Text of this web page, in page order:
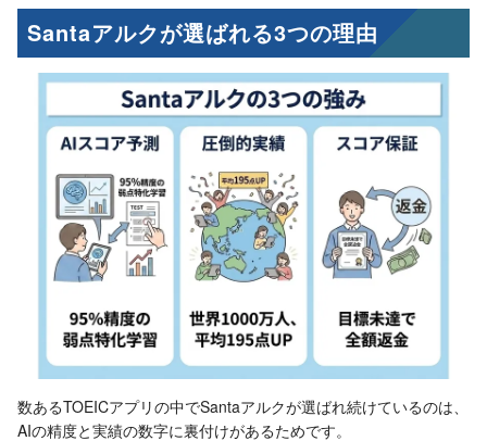
Santaアルクが選ばれる3つの理由
数あるTOEICアプリの中でSantaアルクが選ばれ続けているのは、
AIの精度と実績の数字に裏付けがあるためです。